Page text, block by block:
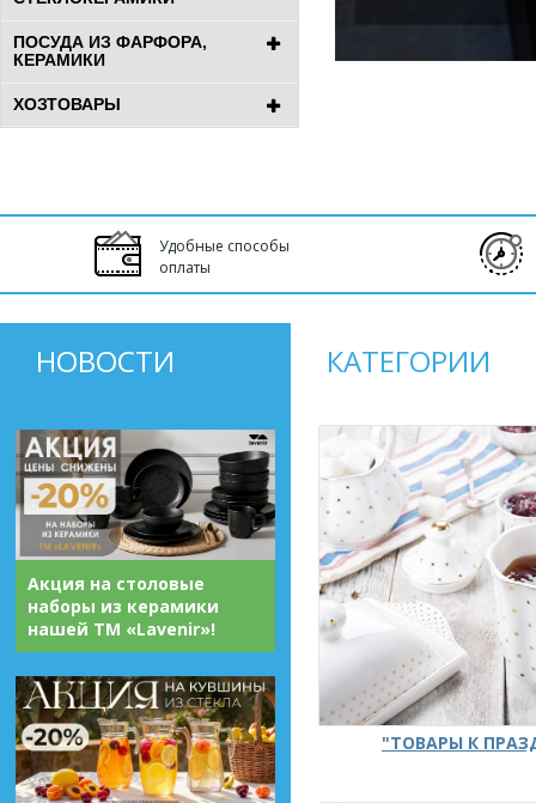
ПОСУДА ИЗ ФАРФОРА,
КЕРАМИКИ
ХОЗТОВАРЫ
Удобные способы
оплаты
НОВОСТИ
Акция на столовые
наборы из керамики
нашей ТМ «Lavenir»!
КАТЕГОРИИ
"ТОВАРЫ К